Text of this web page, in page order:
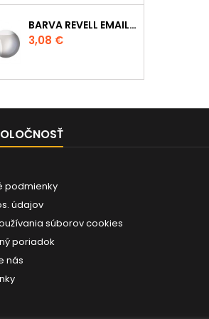
BARVA REVELL EMAILOVÁ - 32102: MATNÁ ČIRÁ (CLEAR MAT)
Cena
3,08 €
podmienky
údajov
súborov cookies
poriadok
nás